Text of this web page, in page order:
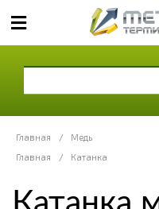
Главная /
Медь
Главная
/ Катанка